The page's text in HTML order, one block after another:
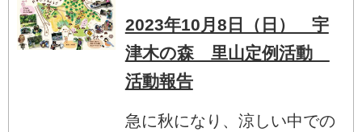
2023年10月8日（日） 宇
津木の森 里山定例活動
活動報告
急に秋になり、涼しい中での